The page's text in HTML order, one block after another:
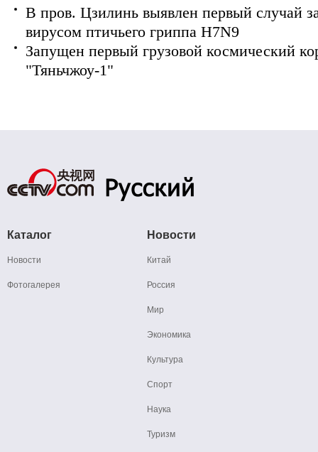
В пров. Цзилинь выявлен первый случай
вирусом птичьего гриппа H7N9
Запущен первый грузовой космический
"Тяньчжоу-1"
Каталог
Новости
Фотогалерея
Новости
Китай
Россия
Мир
Экономика
Культура
Спорт
Наука
Туризм